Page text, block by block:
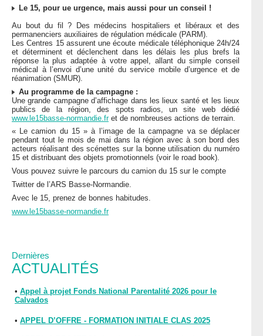
Dernières
ACTUALITÉS
• Appel à projet Fonds National Parentalité 2026 pour le
Calvados
• APPEL D’OFFRE - FORMATION INITIALE CLAS 2025
Le 15, pour ue urgence, mais aussi pour un conseil !
Au bout du fil ? Des médecins hospitaliers et libéraux et des
permanenciers auxiliaires de régulation médicale (PARM).
Les Centres 15 assurent une écoute médicale téléphonique 24h/24
et déterminent et déclenchent dans les délais les plus brefs la
réponse la plus adaptée à votre appel, allant du simple conseil
médical à l’envoi d’une unité du service mobile d’urgence et de
réanimation (SMUR).
Au programme de la campagne :
Une grande campagne d’affichage dans les lieux santé et les lieux
publics de la région, des spots radios, un site web dédié
www.le15basse-normandie.fret de nombreuses actions de terrain.
« Le camion du 15 » à l’image de la campagne va se déplacer
pendant tout le mois de mai dans la région avec à son bord des
acteurs réalisant des scénettes sur la bonne utilisation du numéro
15 et distribuant des objets promotionnels (voir le road book).
Vous pouvez suivre le parcours du camion du 15 sur le compte
Twitter de l’ARS Basse-Normandie.
Avec le 15, prenez de bonnes habitudes.
www.le15basse-normandie.fr